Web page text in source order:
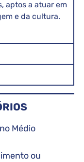
aptos a atuar em
e da cultura.
Médio
ou